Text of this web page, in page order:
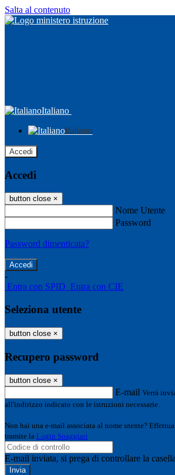
Salta al contenuto
Italiano
Italiano
Accedi
Accedi
button close ×
Nome Utente
Password
Password dimenticata?
-
Entra con SPID Entra con CIE
Seleziona utente
button close ×
Recupero password
button close ×
E-mail Verrà
all'indirizzo indicato con le istruzioni necessarie.
Non hai una e-mail associata al nome utente?
tramite la Login Spaggiari
E-mail inviata, si prega di controllare la